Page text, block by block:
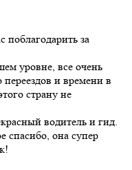
за
уровне, все очень
и времени в
страну не
водитель и гид.
спасибо, она супер